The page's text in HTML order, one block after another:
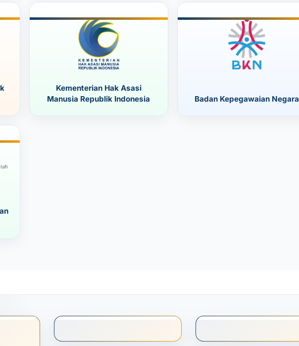
Kementerian Hak Asasi
Manusia Republik Indonesia
Badan Kepegawaian Negara